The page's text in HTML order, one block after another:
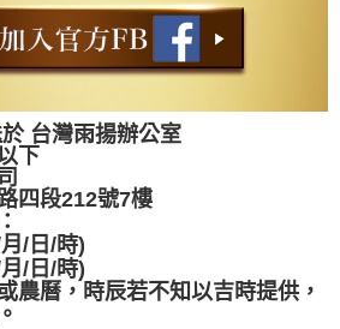
台灣雨揚辦公室
下
四段212號7樓
/日/時)
/日/時)
農曆，時辰若不知以吉時提供，